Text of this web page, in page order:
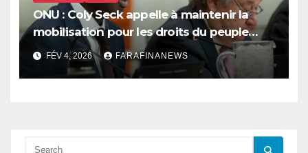
ONU : Coly Seck appelle à maintenir la
mobilisation pour les droits du peuple
palestinien
FÉV 4, 2026 FARAFINANEWS